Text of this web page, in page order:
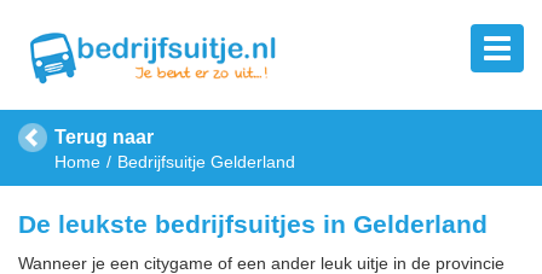
Terug naar
Home Bedrijfsuitje Gelderland
De leukste bedrijfsuitjes in Gelderland
Wanneer je een citygame of een ander leuk uitje in de provincie